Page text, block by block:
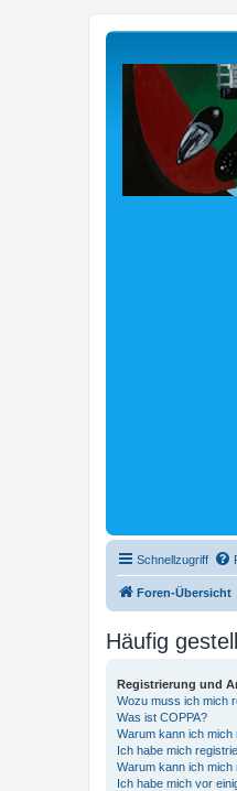
Schnellzugriff
Foren-Übersicht
Häufig
Registrierung und
Wozu muss ich mich
Was ist COPPA?
Warum kann ich mich
Ich habe mich
Warum kann ich mich
Ich habe mich vor